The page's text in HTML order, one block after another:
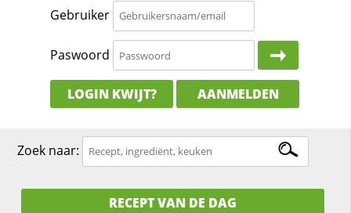
Gebruiker
Paswoord
LOGIN KWIJT? AANMELDEN
Zoek naar:
RECEPT VAN DE DAG